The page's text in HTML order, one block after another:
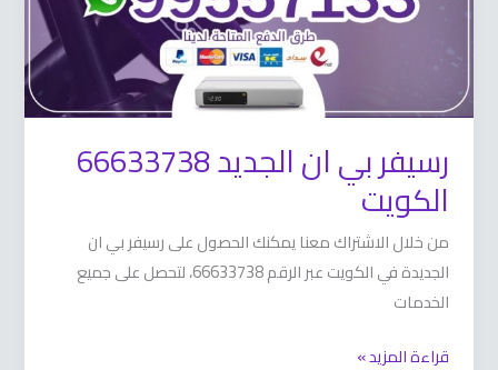
رسيفر بي ان الجديد 66633738
الكويت
من خلال الاشتراك معنا يمكنك الحصول على رسيفر بي ان
الجديدة في الكويت عبر الرقم 66633738، لتحصل على جميع
الخدمات
قراءة المزيد »